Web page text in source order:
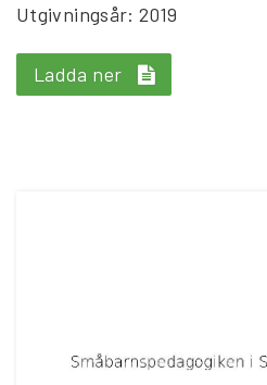
Utgivningsår: 2019
Ladda ner